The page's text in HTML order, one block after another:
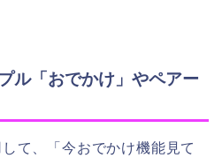
ル「おでかけ」やペアー
て、「今おでかけ機能見て